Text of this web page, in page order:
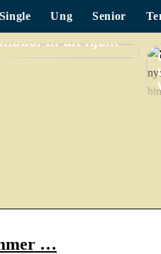
Single Ung Senior
det perfekte
til dit hjem
…